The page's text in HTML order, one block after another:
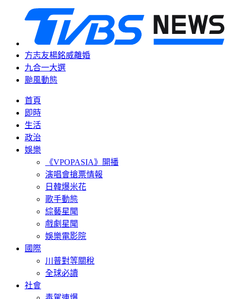
方志友楊銘威離婚
九合一大選
颱風動態
首頁
即時
生活
政治
娛樂
《VPOPASIA》開播
演唱會搶票情報
日韓爆米花
歌手動態
綜藝星聞
戲劇星聞
娛樂電影院
國際
川普對等關稅
全球必讀
社會